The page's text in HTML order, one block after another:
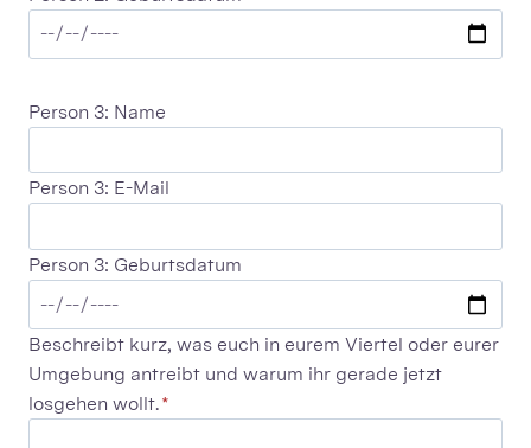
Person 3: Name
Person 3: E-Mail
Person 3: Geburtsdatum
Beschreibt kurz, was euch in eurem Viertel oder eurer
Umgebung antreibt und warum ihr gerade jetzt
losgehen wollt.*